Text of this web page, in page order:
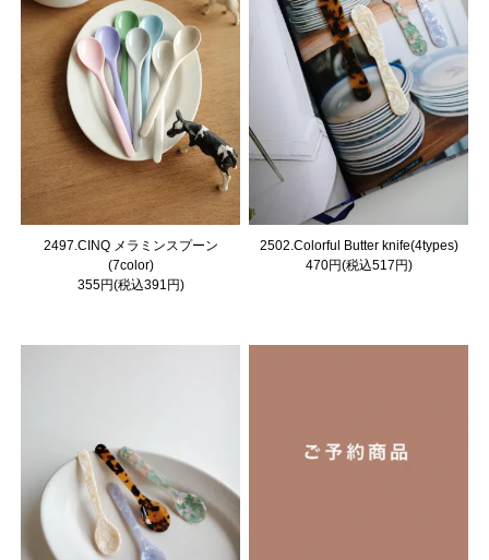
2497.CINQ メラミンスプーン
(7color)
355円(税込391円)
2502.Colorful Butter knife(4types)
470円(税込517円)